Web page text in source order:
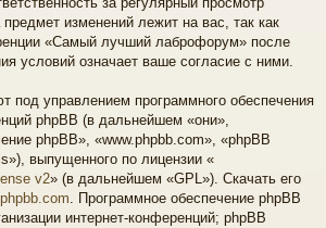
изменений лежит на вас, так как
«Самый лучший лаброфорум» после
условий означает ваше согласие с ними.
под управлением программного обеспечения
phpBB (в дальнейшем «они»,
phpBB», «www.phpbb.com», «phpBB
выпущенного по лицензии «
v2» (в дальнейшем «GPL»). Скачать его
. Программное обеспечение phpBB
интернет-конференций; phpBB